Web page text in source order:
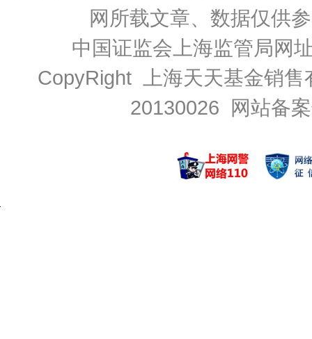
网所载文章、数据仅供
中国证监会上海监管局网
CopyRight 上海天天基金销
20130026 网站备